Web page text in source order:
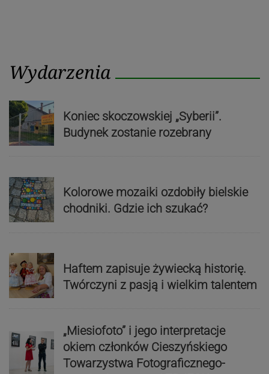
Wydarzenia
Koniec skoczowskiej „Syberii”.
Budynek zostanie rozebrany
Kolorowe mozaiki ozdobiły bielskie
chodniki. Gdzie ich szukać?
Haftem zapisuje żywiecką historię.
Twórczyni z pasją i wielkim talentem
„Miesiofoto” i jego interpretacje
okiem członków Cieszyńskiego
Towarzystwa Fotograficznego-